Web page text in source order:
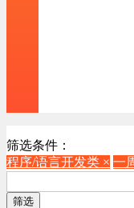
筛选条件：
程序/语言开发类 × 一
筛选